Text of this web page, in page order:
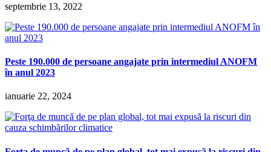
septembrie 13, 2022
Peste 190.000 de persoane angajate prin intermediul ANOFM
în anul 2023
ianuarie 22, 2024